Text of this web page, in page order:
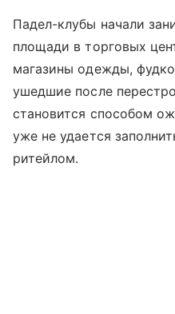
Падел-клубы начали
площади в торговых
магазины одежды,
ушедшие после
становится способом
уже не удается
ритейлом.